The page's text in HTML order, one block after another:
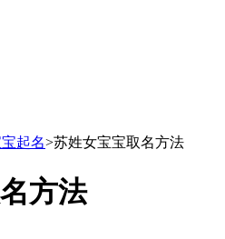
起名>苏姓女宝宝取名方法
方法